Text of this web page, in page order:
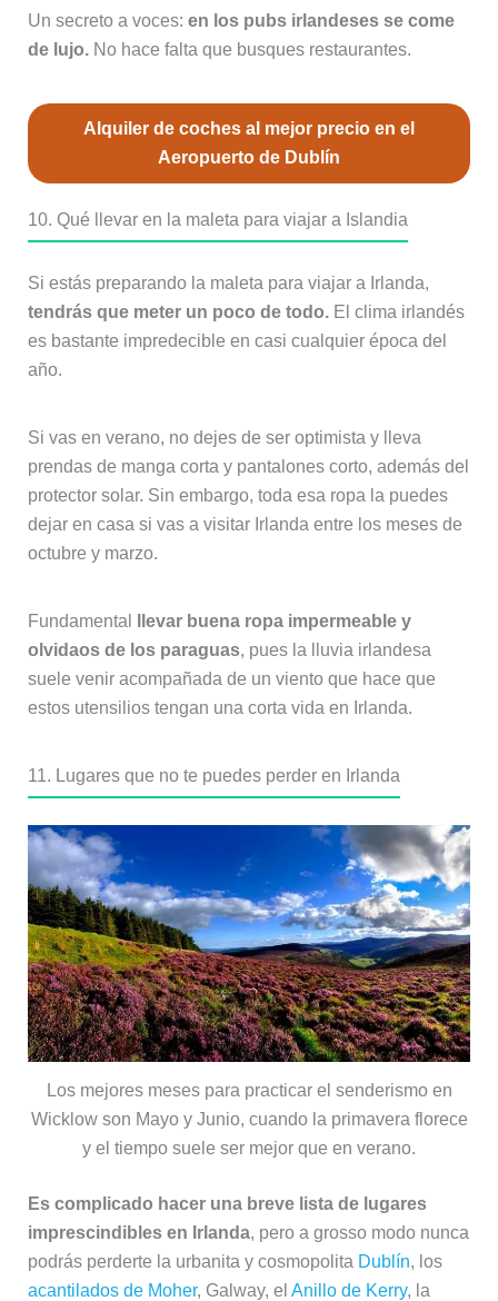
Un secreto a voces: en los pubs irlandeses se come
de lujo.No hace falta que busques restaurantes.
Alquiler de coches al mejor precio en el
Aeropuerto de Dublín
10. Qué llevar en la maleta para viajar a Islandia
Si estás preparando la maleta para viajar a Irlanda,
tendrás que meter un poco de todo.El clima irlandés
es bastante impredecible en casi cualquier época del
año.
Si vas en verano, no dejes de ser optimista y lleva
prendas de manga corta y pantalones corto, además del
protector solar. Sin embargo, toda esa ropa la puedes
dejar en casa si vas a visitar Irlanda entre los meses de
octubre y marzo.
Fundamental
llevar buena ropa impermeable y
olvidaos de los paraguas, pues la lluvia irlandesa
suele venir acompañada de un viento que hace que
estos utensilios tengan una corta vida en Irlanda.
11. Lugares que no te puedes perder en Irlanda
Los mejores meses para practicar el senderismo en
Wicklow son Mayo y Junio, cuando la primavera florece
y el tiempo suele ser mejor que en verano.
Es complicado hacer una breve lista de lugares
imprescindibles en Irlanda, pero a grosso modo nunca
podrás perderte la urbanita y cosmopolita Dublín, los
acantilados de Moher, Galway, el Anillo de Kerry, la